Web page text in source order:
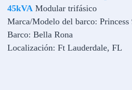
45kVA Modular trifásico
Marca/Modelo del barco: Princess
Barco: Bella Rona
Localización: Ft Lauderdale, FL